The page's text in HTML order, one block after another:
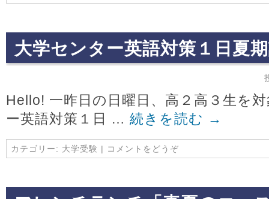
大学センター英語対策１日夏
Hello! 一昨日の日曜日、高２高３生を
ー英語対策１日 … 続きを読む →
カテゴリー: 大学受験 | コメントをどうぞ